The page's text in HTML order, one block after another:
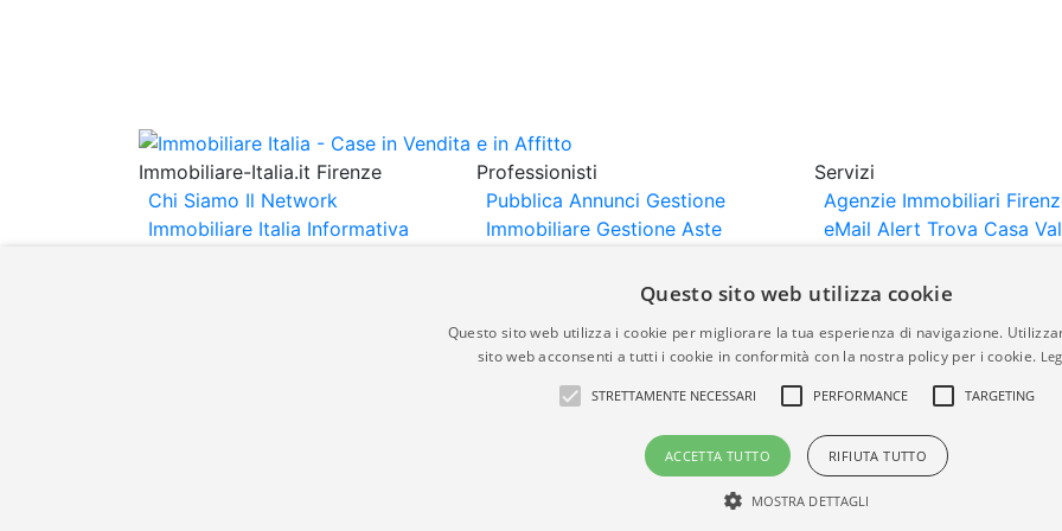
Immobiliare-Italia.it Firenze
Chi Siamo Il Network
Immobiliare Italia Informativa
Professionisti
Pubblica Annunci Gestione
Immobiliare Gestione Aste
Importazione
Servizi
Agenzie Immobiliari
eMail Alert Trova Casa
Gli annunci immobiliari presenti su immobiliare-italia.it vengono pubblicati da agenzie immobiliari e
italia.it quindi non è responsabile della veridicità, della correttezza, della completezza, della
Questo sito web utilizza cookie
Questo sito web utilizza i cookie per migliorare la tua esperienza di navigazione.
sito web acconsenti a tutti i cookie in conformità con la nostra policy per i cookie.
STRETTAMENTE NECESSARI PERFORMANCE TARGETING
ACCETTA TUTTO RIFIUTA TUTTO
MOSTRA DETTAGLI